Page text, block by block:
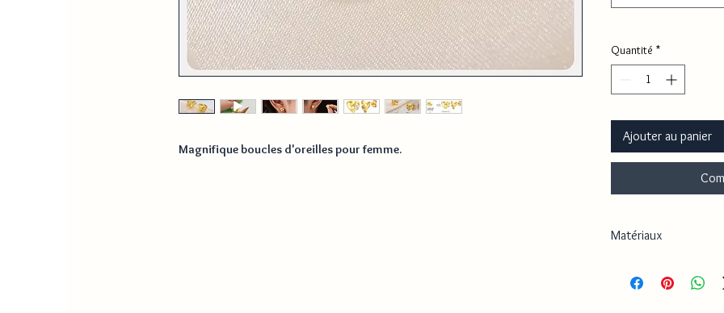
Magnifique boucles d'oreilles pour femme.
Quantité *
Ajouter au panier
Matériaux